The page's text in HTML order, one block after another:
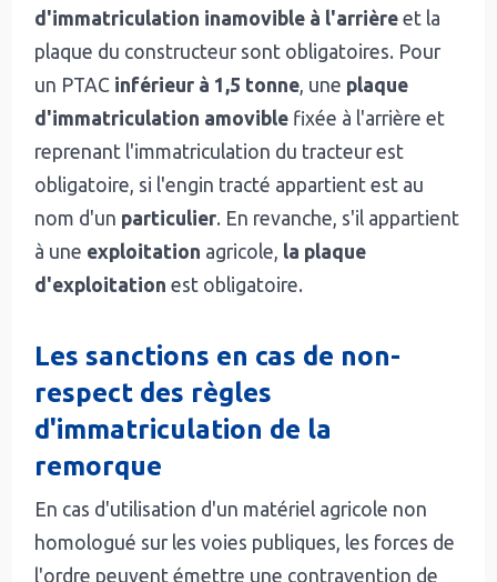
d'immatriculation inamovible à l'arrière et la
plaque du constructeur sont obligatoires. Pour
un PTAC inférieur à 1,5 tonne, une plaque
d'immatriculation amovible fixée à l'arrière et
reprenant l'immatriculation du tracteur est
obligatoire, si l'engin tracté appartient est au
nom d'un particulier. En revanche, s'il appartient
à une exploitation agricole, la plaque
d'exploitation est obligatoire.
Les sanctions en cas de non-
respect des règles
d'immatriculation de la
remorque
En cas d'utilisation d'un matériel agricole non
homologué sur les voies publiques, les forces de
l'ordre peuvent émettre une contravention de